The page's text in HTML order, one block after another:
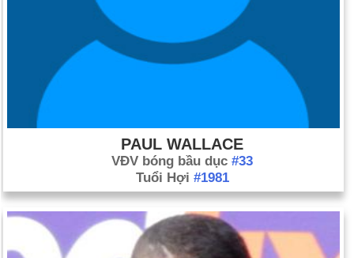
PAUL WALLACE
VĐV bóng bầu dục #33
Tuổi Hợi #1981